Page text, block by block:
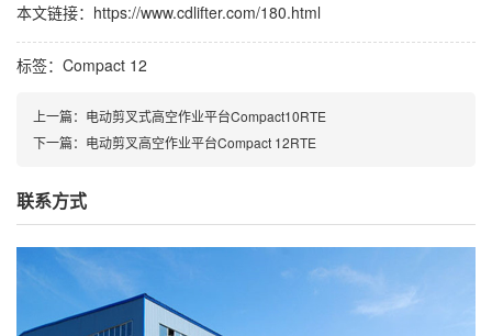
本文链接：https://www.cdlifter.com/180.html
标签： Compact 12
上一篇： 电动剪叉式高空作业平台Compact10RTE
下一篇： 电动剪叉高空作业平台Compact 12RTE
联系方式